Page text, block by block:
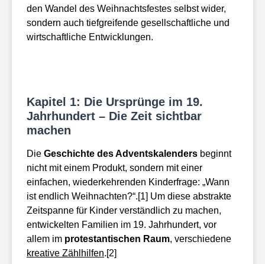
den Wandel des Weihnachtsfestes selbst wider,
sondern auch tiefgreifende gesellschaftliche und
wirtschaftliche Entwicklungen.
Kapitel 1: Die Ursprünge im 19.
Jahrhundert – Die Zeit sichtbar
machen
Die Geschichte des Adventskalenders beginnt
nicht mit einem Produkt, sondern mit einer
einfachen, wiederkehrenden Kinderfrage: „Wann
ist endlich Weihnachten?“.[1] Um diese abstrakte
Zeitspanne für Kinder verständlich zu machen,
entwickelten Familien im 19. Jahrhundert, vor
allem im protestantischen Raum, verschiedene
kreative Zählhilfen.[2]